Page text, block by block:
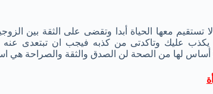
تستقيم معها الحياة أبدا وتقضى على الثقة بين
ما يكذب عليك وتاكدتى من كذبه فيجب ان تبتعدى
أساس لها من الصحة لن الصدق والثقة والصراحة هي